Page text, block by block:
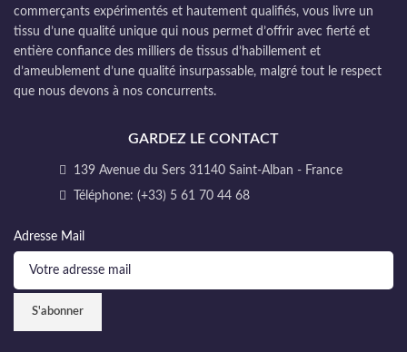
commerçants expérimentés et hautement qualifiés, vous livre un
tissu d’une qualité unique qui nous permet d’offrir avec fierté et
entière confiance des milliers de tissus d’habillement et
d’ameublement d’une qualité insurpassable, malgré tout le respect
que nous devons à nos concurrents.
GARDEZ LE CONTACT
139 Avenue du Sers 31140 Saint-Alban - France
Téléphone: (+33) 5 61 70 44 68
Adresse Mail